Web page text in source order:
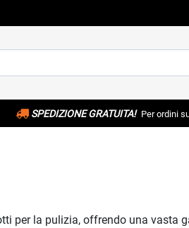
SPEDIZIONE GRATUITA! Per ordini
per la pulizia, offrendo una